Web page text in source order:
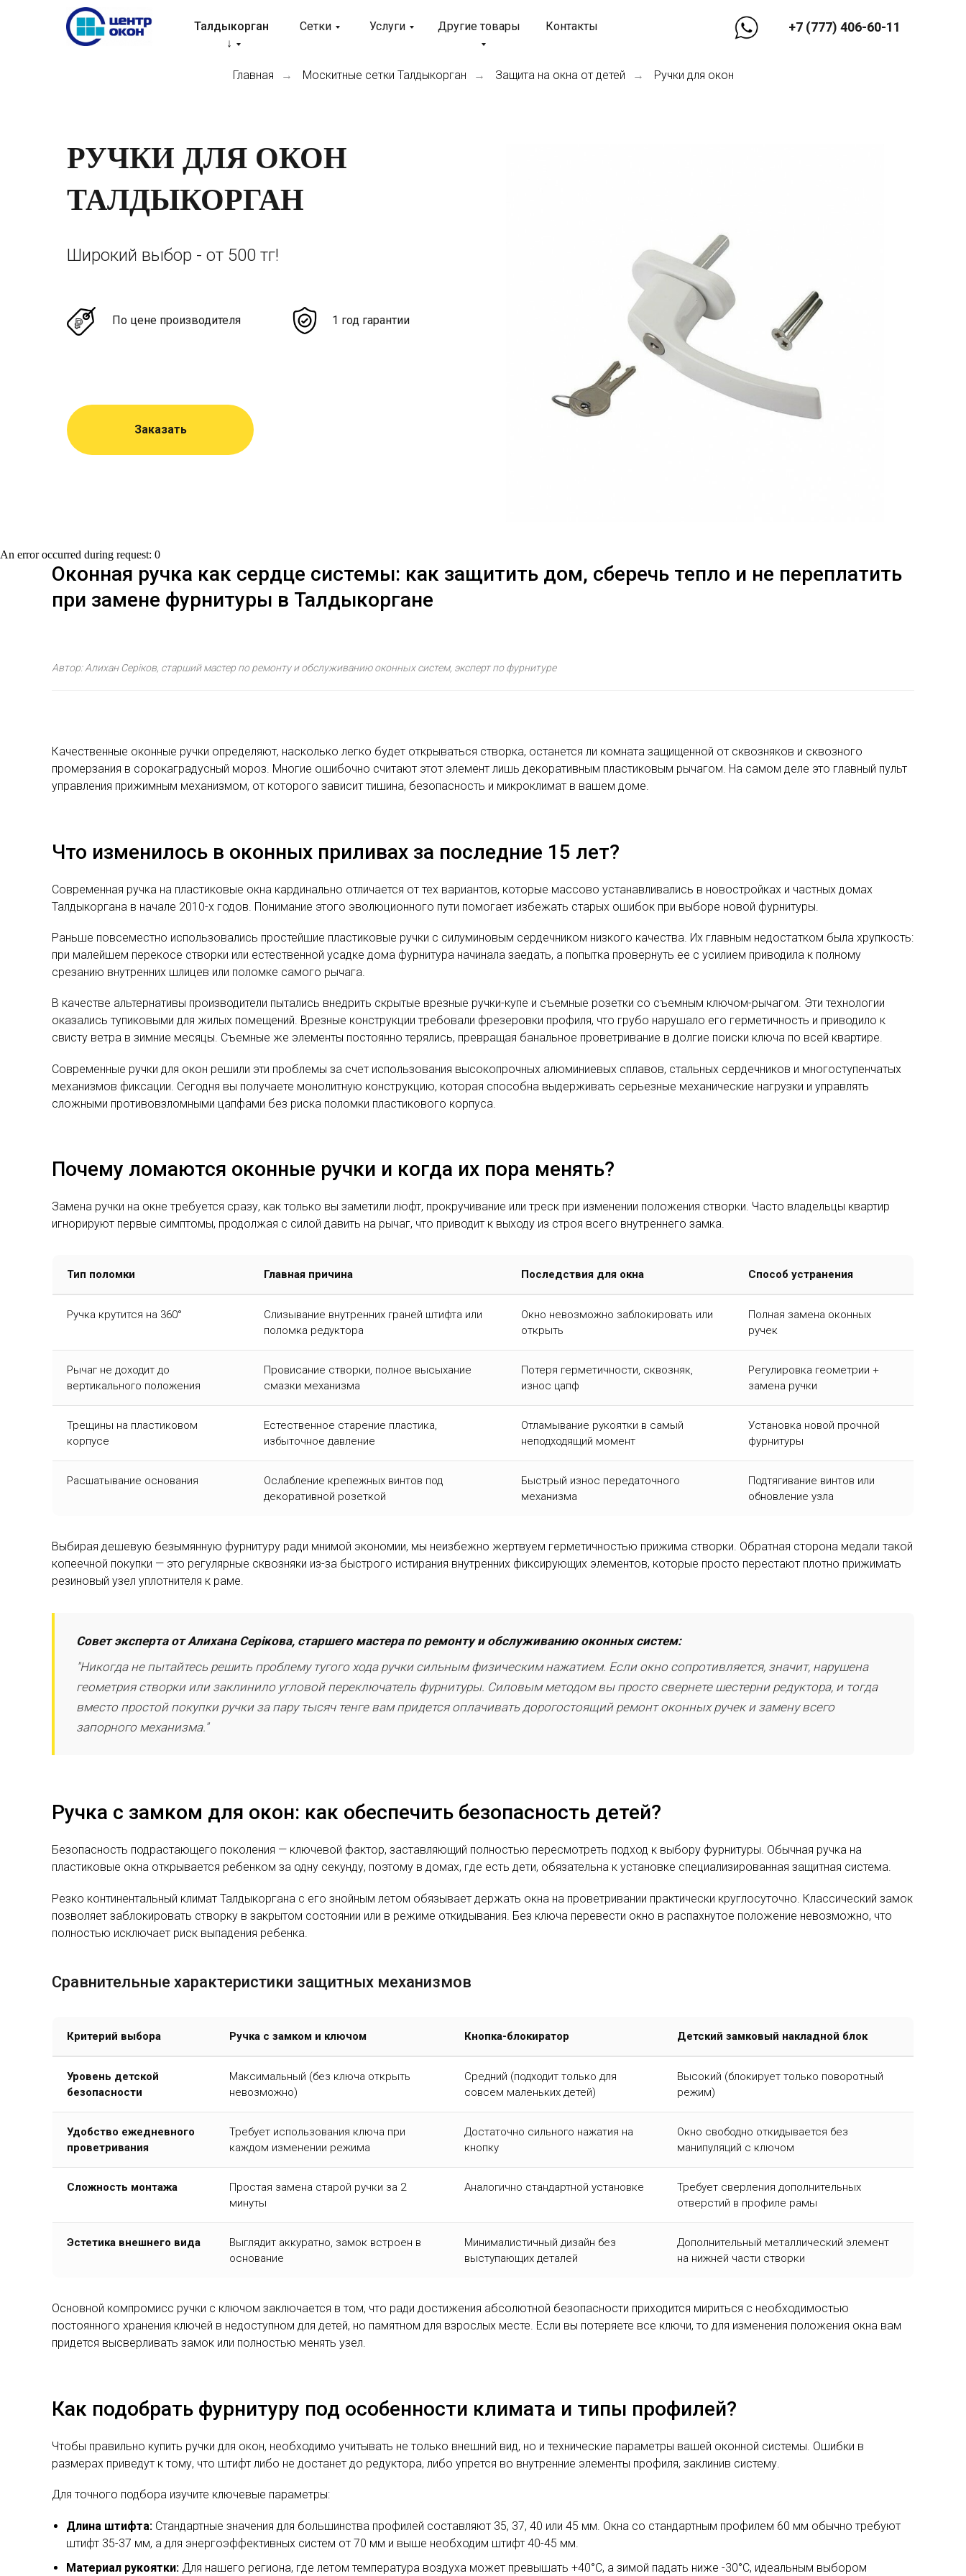
+7 (777) 406-60-11
Услуги
Талдыкорган
↓
Другие товары Контакты
Сетки
Главная → Москитные сетки Талдыкорган → Защита на окна от детей → Ручки для окон
РУЧКИ ДЛЯ ОКОН
ТАЛДЫКОРГАН
По цене производителя 1 год гарантии
Заказать
Широкий выбор - от 500 тг!
An error occurred during request: 0
Оконная ручка как сердце системы: как защитить дом, сберечь тепло и не переплатить
при замене фурнитуры в Талдыкоргане
Автор: Алихан Серіков, старший мастер по ремонту и обслуживанию оконных систем, эксперт по фурнитуре
Качественные оконные ручки определяют, насколько легко будет открываться створка, останется ли комната защищенной от сквозняков и сквозного
промерзания в сорокаградусный мороз. Многие ошибочно считают этот элемент лишь декоративным пластиковым рычагом. На самом деле это главный пульт
управления прижимным механизмом, от которого зависит тишина, безопасность и микроклимат в вашем доме.
Что изменилось в оконных приливах за последние 15 лет?
Современная ручка на пластиковые окна кардинально отличается от тех вариантов, которые массово устанавливались в новостройках и частных домах
Талдыкоргана в начале 2010-х годов. Понимание этого эволюционного пути помогает избежать старых ошибок при выборе новой фурнитуры.
Раньше повсеместно использовались простейшие пластиковые ручки с силуминовым сердечником низкого качества. Их главным недостатком была хрупкость:
при малейшем перекосе створки или естественной усадке дома фурнитура начинала заедать, а попытка провернуть ее с усилием приводила к полному
срезанию внутренних шлицев или поломке самого рычага.
В качестве альтернативы производители пытались внедрить скрытые врезные ручки-купе и съемные розетки со съемным ключом-рычагом. Эти технологии
оказались тупиковыми для жилых помещений. Врезные конструкции требовали фрезеровки профиля, что грубо нарушало его герметичность и приводило к
свисту ветра в зимние месяцы. Съемные же элементы постоянно терялись, превращая банальное проветривание в долгие поиски ключа по всей квартире.
Современные ручки для окон решили эти проблемы за счет использования высокопрочных алюминиевых сплавов, стальных сердечников и многоступенчатых
механизмов фиксации. Сегодня вы получаете монолитную конструкцию, которая способна выдерживать серьезные механические нагрузки и управлять
сложными противовзломными цапфами без риска поломки пластикового корпуса.
Почему ломаются оконные ручки и когда их пора менять?
Замена ручки на окне требуется сразу, как только вы заметили люфт, прокручивание или треск при изменении положения створки. Часто владельцы квартир
игнорируют первые симптомы, продолжая с силой давить на рычаг, что приводит к выходу из строя всего внутреннего замка.
Тип поломки Главная причина Последствия для окна Способ устранения
Ручка крутится на 360°
Слизывание внутренних граней штифта или
поломка редуктора
Окно невозможно заблокировать или
открыть
Полная замена оконных
ручек
Рычаг не доходит до
вертикального положения
Провисание створки, полное высыхание
смазки механизма
Потеря герметичности, сквозняк,
износ цапф
Регулировка геометрии +
замена ручки
Трещины на пластиковом
корпусе
Естественное старение пластика,
избыточное давление
Отламывание рукоятки в самый
неподходящий момент
Установка новой прочной
фурнитуры
Расшатывание основания
Ослабление крепежных винтов под
декоративной розеткой
Быстрый износ передаточного
механизма
Подтягивание винтов или
обновление узла
Выбирая дешевую безымянную фурнитуру ради мнимой экономии, мы неизбежно жертвуем герметичностью прижима створки. Обратная сторона медали такой
копеечной покупки — это регулярные сквозняки из-за быстрого истирания внутренних фиксирующих элементов, которые просто перестают плотно прижимать
резиновый узел уплотнителя к раме.
Совет эксперта от Алихана Серікова, старшего мастера по ремонту и обслуживанию оконных систем:
"Никогда не пытайтесь решить проблему тугого хода ручки сильным физическим нажатием. Если окно сопротивляется, значит, нарушена
геометрия створки или заклинило угловой переключатель фурнитуры. Силовым методом вы просто свернете шестерни редуктора, и тогда
вместо простой покупки ручки за пару тысяч тенге вам придется оплачивать дорогостоящий ремонт оконных ручек и замену всего
запорного механизма."
Ручка с замком для окон: как обеспечить безопасность детей?
Безопасность подрастающего поколения — ключевой фактор, заставляющий полностью пересмотреть подход к выбору фурнитуры. Обычная ручка на
пластиковые окна открывается ребенком за одну секунду, поэтому в домах, где есть дети, обязательна к установке специализированная защитная система.
Резко континентальный климат Талдыкоргана с его знойным летом обязывает держать окна на проветривании практически круглосуточно. Классический замок
позволяет заблокировать створку в закрытом состоянии или в режиме откидывания. Без ключа перевести окно в распахнутое положение невозможно, что
полностью исключает риск выпадения ребенка.
Сравнительные характеристики защитных механизмов
Критерий выбора Ручка с замком и ключом Кнопка-блокиратор Детский замковый накладной блок
Уровень детской
безопасности
Максимальный (без ключа открыть
невозможно)
Средний (подходит только для
совсем маленьких детей)
Высокий (блокирует только поворотный
режим)
Удобство ежедневного
проветривания
Требует использования ключа при
каждом изменении режима
Достаточно сильного нажатия на
кнопку
Окно свободно откидывается без
манипуляций с ключом
Сложность монтажа
Простая замена старой ручки за 2
минуты
Аналогично стандартной установке
Требует сверления дополнительных
отверстий в профиле рамы
Эстетика внешнего вида
Выглядит аккуратно, замок встроен в
основание
Минималистичный дизайн без
выступающих деталей
Дополнительный металлический элемент
на нижней части створки
Основной компромисс ручки с ключом заключается в том, что ради достижения абсолютной безопасности приходится мириться с необходимостью
постоянного хранения ключей в недоступном для детей, но памятном для взрослых месте. Если вы потеряете все ключи, то для изменения положения окна вам
придется высверливать замок или полностью менять узел.
Как подобрать фурнитуру под особенности климата и типы профилей?
Чтобы правильно купить ручки для окон, необходимо учитывать не только внешний вид, но и технические параметры вашей оконной системы. Ошибки в
размерах приведут к тому, что штифт либо не достанет до редуктора, либо упрется во внутренние элементы профиля, заклинив систему.
Для точного подбора изучите ключевые параметры:
Длина штифта: Стандартные значения для большинства профилей составляют 35, 37, 40 или 45 мм. Окна со стандартным профилем 60 мм обычно требуют
штифт 35-37 мм, а для энергоэффективных систем от 70 мм и выше необходим штифт 40-45 мм.
Материал рукоятки: Для нашего региона, где летом температура воздуха может превышать +40°C, а зимой падать ниже -30°C, идеальным выбором